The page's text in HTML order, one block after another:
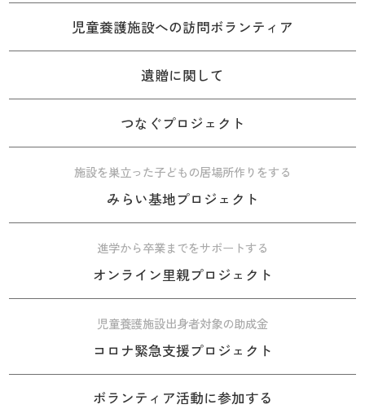
児童養護施設への訪問ボランティア
遺贈に関して
つなぐプロジェクト
施設を巣立った子どもの居場所作りをする
みらい基地プロジェクト
進学から卒業までをサポートする
オンライン里親プロジェクト
児童養護施設出身者対象の助成金
コロナ緊急支援プロジェクト
ボランティア活動に参加する